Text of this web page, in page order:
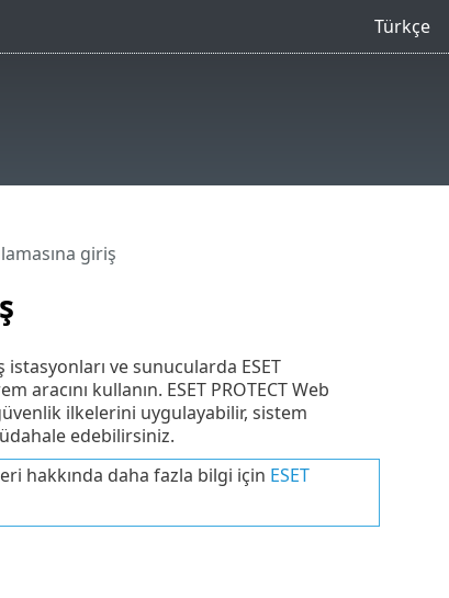
Türkçe
giriş
ve sunucularda ESET
aracını kullanın. ESET PROTECT Web
ilkelerini uygulayabilir, sistem
edebilirsiniz.
hakkında daha fazla bilgi için ESET